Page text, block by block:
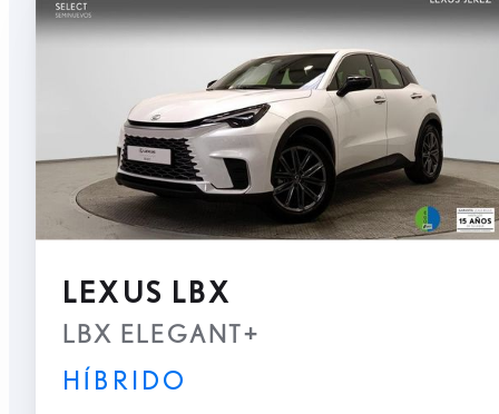
LEXUS LBX
LBX ELEGANT+
HÍBRIDO